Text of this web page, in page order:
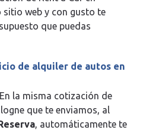
sitio web y con gusto te
que puedas
de alquiler de autos en
la misma cotización de
que te enviamos, al
, automáticamente te